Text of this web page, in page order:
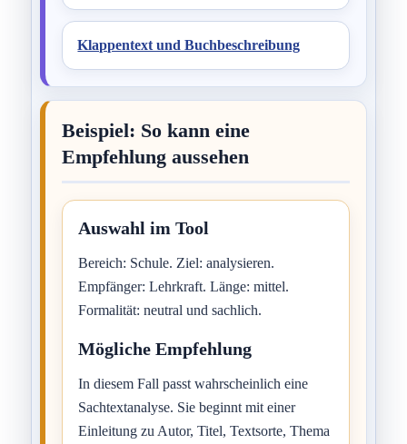
Klappentext und Buchbeschreibung
Beispiel: So kann eine
Empfehlung aussehen
Auswahl im Tool
Bereich: Schule. Ziel: analysieren.
Empfänger: Lehrkraft. Länge: mittel.
Formalität: neutral und sachlich.
Mögliche Empfehlung
In diesem Fall passt wahrscheinlich eine
Sachtextanalyse. Sie beginnt mit einer
Einleitung zu Autor, Titel, Textsorte, Thema